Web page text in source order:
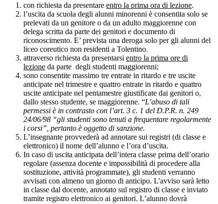
con richiesta da presentare entro la prima ora di lezione.
l’uscita da scuola degli alunni minorenni è consentita solo se
prelevati da un genitore o da un adulto maggiorenne con
delega scritta da parte dei genitori e documento di
riconoscimento. E’ prevista una deroga solo per gli alunni del
liceo coreutico non residenti a Tolentino.
attraverso richiesta da presentarsi entro la prima ore di
lezione da parte degli studenti maggiorenni;
sono consentite massimo tre entrate in ritardo e tre uscite
anticipate nel trimestre e quattro entrate in ritardo e quattro
uscite anticipate nel pentamestre giustificate dai genitori o,
dallo stesso studente, se maggiorenne. “L’abuso di tali
permessi è in contrasto con l’art. 3 c. 1 del D.P.R. n. 249
24/06/98 “gli studenti sono tenuti a frequentare regolarmente
i corsi”, pertanto è oggetto di sanzione.
L’insegnante provvederà ad annotare sui registri (di classe e
elettronico) il nome dell’alunno e l’ora d’uscita.
In caso di uscita anticipata dell’intera classe prima dell’orario
regolare (assenza docente e impossibilità di procedere alla
sostituzione, attività programmate), gli studenti verranno
avvisati con almeno un giorno di anticipo. L'avviso sarà letto
in classe dal docente, annotato sul registro di classe e inviato
tramite registro elettronico ai genitori. L’alunno dovrà